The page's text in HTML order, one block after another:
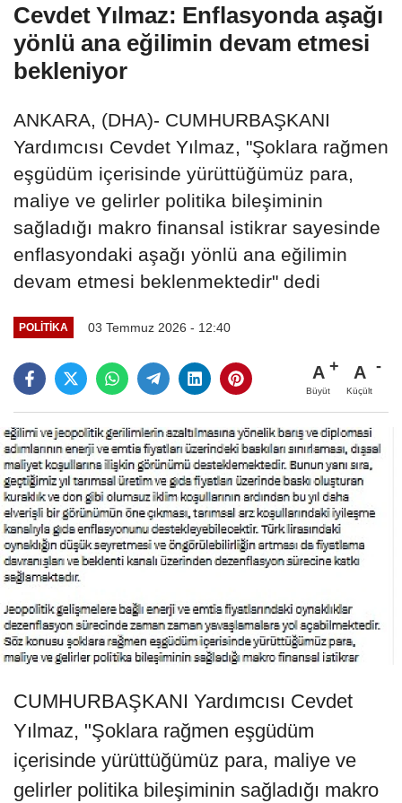
Cevdet Yılmaz: Enflasyonda aşağı
yönlü ana eğilimin devam etmesi
bekleniyor
ANKARA, (DHA)- CUMHURBAŞKANI
Yardımcısı Cevdet Yılmaz, "Şoklara rağmen
eşgüdüm içerisinde yürüttüğümüz para,
maliye ve gelirler politika bileşiminin
sağladığı makro finansal istikrar sayesinde
enflasyondaki aşağı yönlü ana eğilimin
devam etmesi beklenmektedir" dedi
POLITIKA 03 Temmuz 2026 - 12:40
A
Büyüt
A
Küçült
CUMHURBAŞKANI Yardımcısı Cevdet
Yılmaz, "Şoklara rağmen eşgüdüm
içerisinde yürüttüğümüz para, maliye ve
gelirler politika bileşiminin sağladığı makro